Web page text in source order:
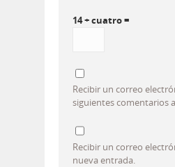
14 + cuatro =
Recibir un correo
siguientes comentarios
Recibir un correo
nueva entrada.